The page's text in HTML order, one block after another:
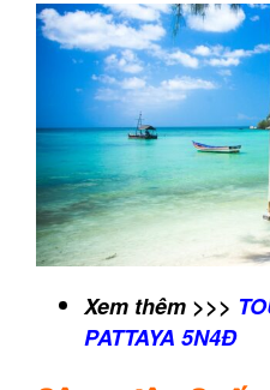
Xem thêm >>>
PATTAYA 5N4Đ